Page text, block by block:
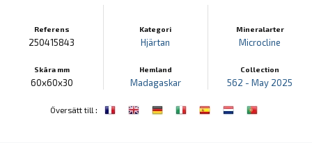
Referens
250415843
Skära mm
60x60x30
Kategori
Hjärtan
Hemland
Madagaskar
Mineralarter
Microcline
Collection
562 - May 2025
Översätt till :